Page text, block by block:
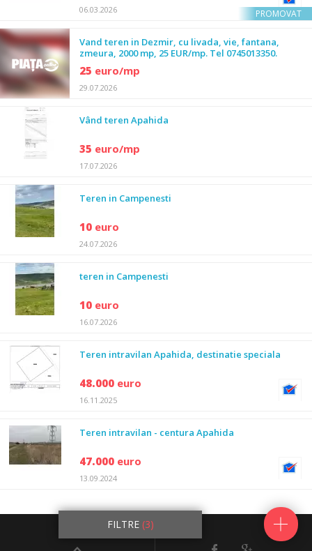
06.03.2026 PROMOVAT
Vand teren in Dezmir, cu livada, vie, fantana,
zmeura, 2000 mp, 25 EUR/mp. Tel 0745013350.
25 euro/mp
29.07.2026
Vând teren Apahida
35 euro/mp
17.07.2026
Teren in Campenesti
10 euro
24.07.2026
teren in Campenesti
10 euro
16.07.2026
Teren intravilan Apahida, destinatie speciala
48.000 euro
16.11.2025
Teren intravilan - centura Apahida
47.000 euro
13.09.2024
FILTRE (3)
25833anunturi